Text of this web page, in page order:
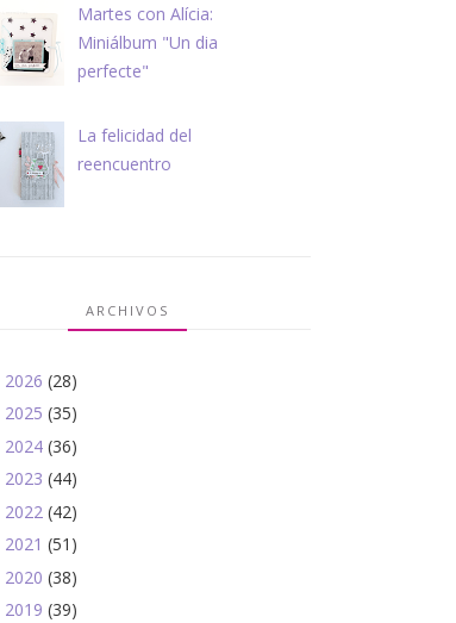
Martes con Alícia:
Miniálbum "Un dia
perfecte"
La felicidad del
reencuentro
ARCHIVOS
2026 (28)
2025 (35)
2024 (36)
2023 (44)
2022 (42)
2021 (51)
2020 (38)
2019 (39)